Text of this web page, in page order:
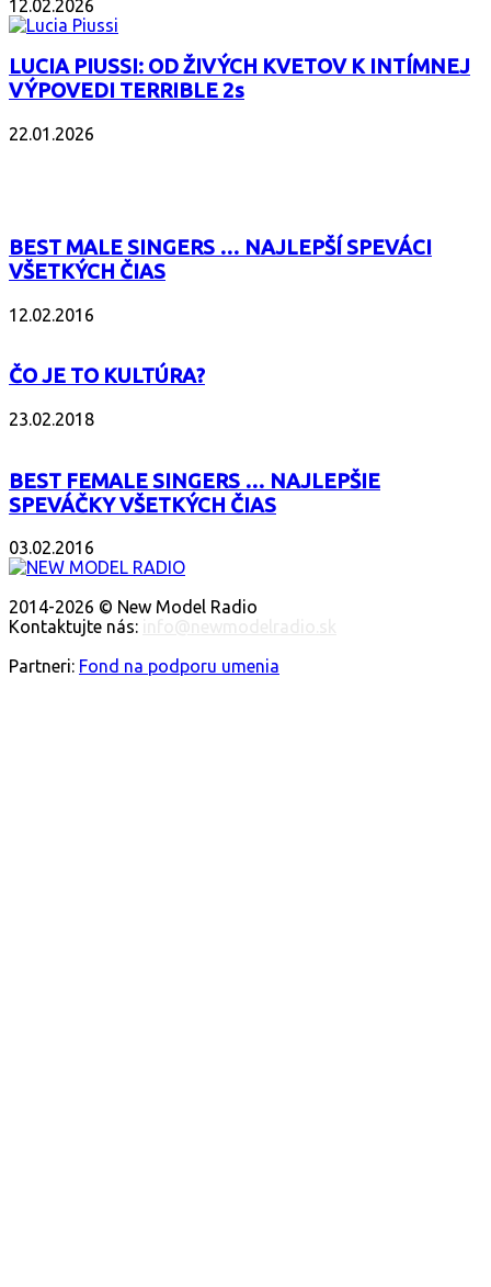
12.02.2026
LUCIA PIUSSI: OD ŽIVÝCH KVETOV K INTÍMNEJ
VÝPOVEDI TERRIBLE 2s
22.01.2026
BEST MALE SINGERS … NAJLEPŠÍ SPEVÁCI
VŠETKÝCH ČIAS
12.02.2016
ČO JE TO KULTÚRA?
23.02.2018
BEST FEMALE SINGERS … NAJLEPŠIE
SPEVÁČKY VŠETKÝCH ČIAS
03.02.2016
2014-2026 © New Model Radio
Kontaktujte nás:
Partneri: Fond na podporu umenia